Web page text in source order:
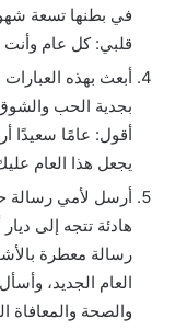
في بطنها تسعة
قلبي: كل عام وأنت
أبعث بهذه
بجدية الحب والشوق
أقول: عامًا سعيدًا
يجعل هذا العام
أرسل لأمي رسالة
هادئة تتجه إلى
رسالة معطرة
العام الجديد،
والصحة والمعافاة